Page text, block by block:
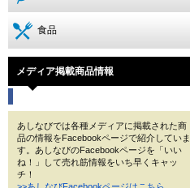
食品
メディア掲載商品情報
あしなびでは各種メディアに掲載された商
品の情報をFacebookページで紹介していま
す。あしなびのFacebookページを「いい
ね！」して売れ筋情報をいち早くキャッ
チ！